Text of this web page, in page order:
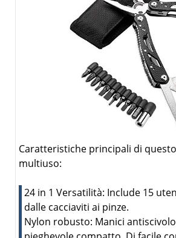
Caratteristiche principali di
multiuso:
24 in 1 Versatilità: Include 15
dalle cacciaviti ai pinze.
Nylon robusto: Manici